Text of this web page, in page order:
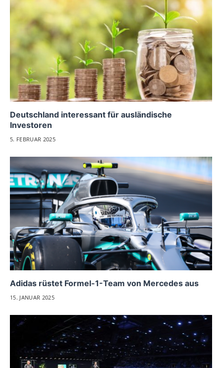
Deutschland interessant für ausländische
Investoren
5. FEBRUAR 2025
Adidas rüstet Formel-1-Team von Mercedes aus
15. JANUAR 2025